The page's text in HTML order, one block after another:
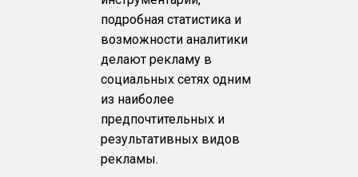
подробная статистика и
возможности аналитики
делают рекламу в
социальных сетях одним
из наиболее
предпочтительных и
результативных видов
рекламы.